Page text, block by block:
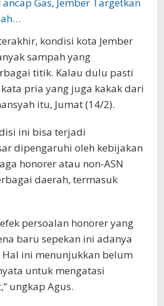
kondisi kota Jember
sampah yang
titik. Kalau dulu pasti
pria yang juga kakak dari
itu, Jumat (14/2).
ini bisa terjadi
dipengaruhi oleh kebijakan
honorer atau non-ASN
daerah, termasuk
persoalan honorer yang
baru sepekan ini adanya
ini menunjukkan belum
untuk mengatasi
ungkap Agus.